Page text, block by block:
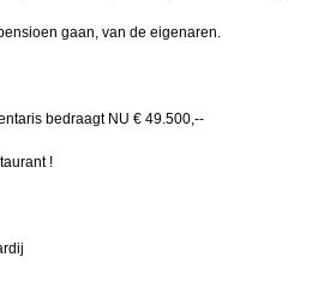
gaan, van de eigenaren.
bedraagt NU € 49.500,--
!